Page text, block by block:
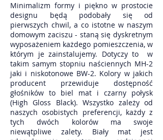
Minimalizm formy i piękno w prostocie
designu będą podobały się od
pierwszych chwil, a co istotne w naszym
domowym zaciszu - staną się dyskretnym
wyposażeniem każdego pomieszczenia, w
którym je zainstalujemy. Dotyczy to w
takim samym stopniu naściennych MH-2
jaki i niskotonowe BW-2. Kolory w jakich
producent przewiduje dostępność
głośników to biel mat i czarny połysk
(High Gloss Black). Wszystko zależy od
naszych osobistych preferencji, każdy z
tych dwóch kolorów ma swoje
niewątpliwe zalety. Biały mat jest